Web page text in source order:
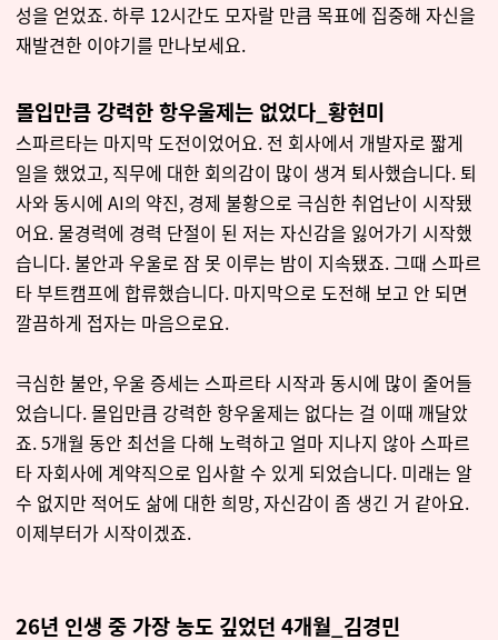
성을 얻었죠. 하루 12시간도 모자랄 만큼 목표에 집중해 자신을
재발견한 이야기를 만나보세요.
몰입만큼 강력한 항우울제는 없었다_황현미
스파르타는 마지막 도전이었어요. 전 회사에서 개발자로 짧게
일을 했었고, 직무에 대한 회의감이 많이 생겨 퇴사했습니다. 퇴
사와 동시에 AI의 약진, 경제 불황으로 극심한 취업난이 시작됐
어요. 물경력에 경력 단절이 된 저는 자신감을 잃어가기 시작했
습니다. 불안과 우울로 잠 못 이루는 밤이 지속됐죠. 그때 스파르
타 부트캠프에 합류했습니다. 마지막으로 도전해 보고 안 되면
깔끔하게 접자는 마음으로요.
극심한 불안, 우울 증세는 스파르타 시작과 동시에 많이 줄어들
었습니다. 몰입만큼 강력한 항우울제는 없다는 걸 이때 깨달았
죠. 5개월 동안 최선을 다해 노력하고 얼마 지나지 않아 스파르
타 자회사에 계약직으로 입사할 수 있게 되었습니다. 미래는 알
수 없지만 적어도 삶에 대한 희망, 자신감이 좀 생긴 거 같아요.
이제부터가 시작이겠죠.
26년 인생 중 가장 농도 깊었던 4개월_김경민